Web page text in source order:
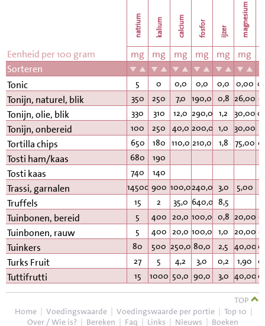
natrium kalium calcium fosfor ijzer magnesium
Eenheid per 100 gram mg mg mg mg mg mg
Sorteren
Tonic
5 0 0,0 0,0 0,0 0,00
Tonijn, naturel, blik 350 250 7,0 190,0 0,8 26,00
Tonijn, olie, blik 330 310 12,0 290,0 1,2 30,00
Tonijn, onbereid 100 250 40,0 200,0 1,0 30,00
Tortilla chips 650 180 110,0 210,0 1,8 75,00
Tosti ham/kaas 680 190
Tosti kaas 740 140
Trassi, garnalen 14500 900 100,0240,0 3,0 5,00
Truffels 15 2 35,0 640,0 8,5
Tuinbonen, bereid 5 400 20,0 100,0 0,8 20,00
Tuinbonen, rauw 5 400 20,0 100,0 1,0 20,00
Tuinkers 80 500 250,0 80,0 2,5 40,00
Turks Fruit 27 5 4,2 3,0 0,2 1,90
Tuttifrutti 15 1000 50,0 90,0 3,0 40,00
TOP
Home | Voedingswaarde | Voedingswaarde per portie | Top 10 |
Over / Wie is? | Bereken | Faq | Links | Nieuws | Boeken